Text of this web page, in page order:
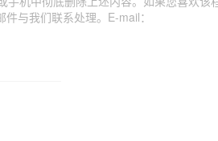
与我们联系处理。E-mail：